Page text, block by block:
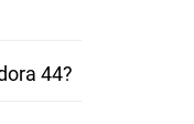
44?